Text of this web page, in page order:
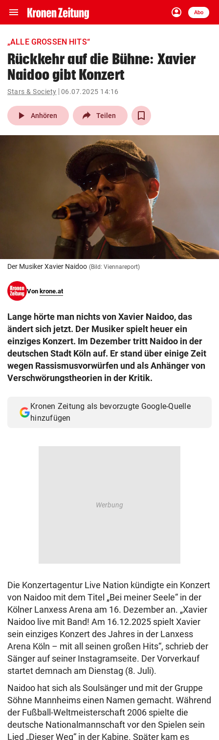
menu Navigation
ein-/ausklappen
account_circle
Anmelden
Abo
close Schließen
account_circle Anmelden
pin_drop
Wien arrow_right
bookmark
© Krone Multimedia GmbH & Co KG 2026
Muthgasse 2, 1190 Wien
„ALLE GROSSEN HITS“
Rückkehr auf die Bühne: Xavier
Naidoo gibt Konzert
Stars & Society 06.07.2025 14:16
play_arrow Anhören Teilen
Der Musiker Xavier Naidoo (Bild: Viennareport)
Von krone.at
Lange hörte man nichts von Xavier Naidoo, das
ändert sich jetzt. Der Musiker spielt heuer ein
einziges Konzert. Im Dezember tritt Naidoo in der
deutschen Stadt Köln auf. Er stand über einige Zeit
wegen Rassismusvorwürfen und als Anhänger von
Verschwörungstheorien in der Kritik.
Kronen Zeitung als bevorzugte Google-Quelle
hinzufügen
Die Konzertagentur Live Nation kündigte ein Konzert
von Naidoo mit dem Titel „Bei meiner Seele“ in der
Kölner Lanxess Arena am 16. Dezember an. „Xavier
Naidoo live mit Band! Am 16.12.2025 spielt Xavier
sein einziges Konzert des Jahres in der Lanxess
Arena Köln – mit all seinen großen Hits“, schrieb der
Sänger auf seiner Instagramseite. Der Vorverkauf
startet demnach am Dienstag (8. Juli).
Naidoo hat sich als Soulsänger und mit der Gruppe
Söhne Mannheims einen Namen gemacht. Während
der Fußball-Weltmeisterschaft 2006 spielte die
deutsche Nationalmannschaft vor den Spielen sein
Lied „Dieser Weg“ in der Kabine. Später kam es